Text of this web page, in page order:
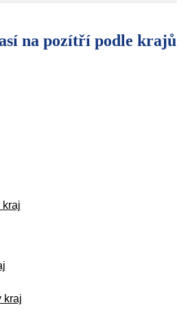
na pozítří podle krajů
kraj
kraj